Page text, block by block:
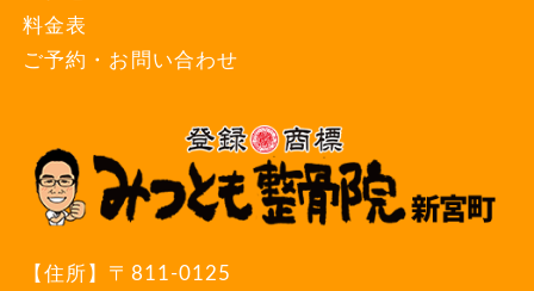
料金表
ご予約・お問い合わせ
【住所】 〒811-0125